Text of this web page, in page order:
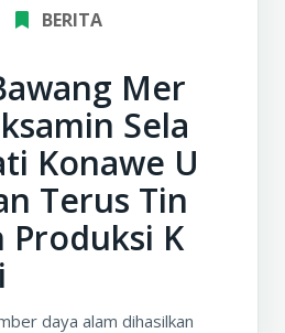
BERITA
Mer
Sela
Konawe U
Terus Tin
Produksi K
daya alam dihasilkan